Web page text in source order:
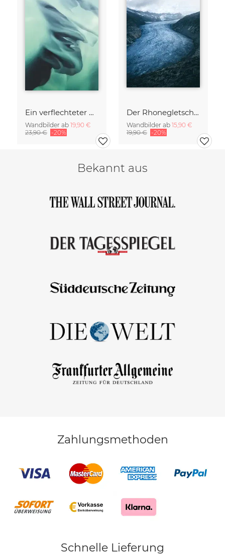
Ein verflechteter Gletscherfluss in Island 2
Wandbilder ab 19,90 €
23,90 € -20%
Der Rhonegletscher
Wandbilder ab 15,90 €
19,90 € -20%
Bekannt aus
Zahlungsmethoden
Schnelle Lieferung